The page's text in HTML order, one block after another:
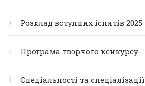
Розклад вступних іспитів 2025
Програма творчого конкурсу
Спеціальності та спеціалізації